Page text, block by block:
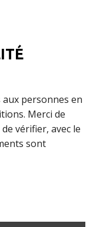
personnes en
Merci de
vérifier, avec le
sont